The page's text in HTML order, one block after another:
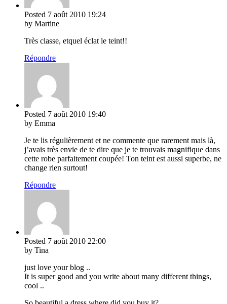
Posted 7 août 2010 19:24
by Martine
Très classe, etquel éclat le teint!!
Répondre
Posted 7 août 2010 19:40
by Emma
Je te lis régulièrement et ne commente que rarement mais là,
j’avais très envie de te dire que je te trouvais magnifique dans
cette robe parfaitement coupée! Ton teint est aussi superbe, ne
change rien surtout!
Répondre
Posted 7 août 2010 22:00
by Tina
just love your blog ..
It is super good and you write about many different things,
cool ..